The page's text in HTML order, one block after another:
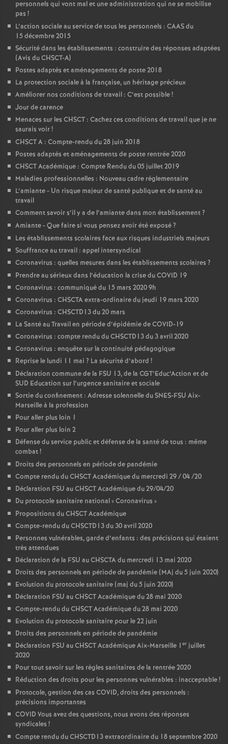
personnels qui vont mal et une administration qui ne se mobilise
pas !
L’action sociale au service de tous les personnels : CAAS du
15 décembre 2015
Sécurité dans les établissements : construire des réponses adaptées
(Avis du CHSCT-A)
Postes adaptés et aménagements de poste 2018
La protection sociale à la française, un héritage précieux
Améliorer nos conditions de travail : C’est possible!
Jour de carence
Menaces sur les CHSCT : Cachez ces conditions de travail que je ne
saurais voir!
CHSCT A : Compte-rendu du 28 juin 2018
Postes adaptés et aménagements de poste rentrée 2020
CHSCT Académique : Compte Rendu du 05 juillet 2019
Maladies professionnelles : Nouveau cadre réglementaire
L’amiante - Un risque majeur de santé publique et de santé au
travail
Comment savoir s’il y a de l’amiante dans mon établissement?
Amiante - Que faire si vous pensez avoir été exposé?
Les établissements scolaires face aux risques industriels majeurs
Souffrance au travail : appel intersyndical
Coronavirus : quelles mesures dans les établissements scolaires ?
Prendre au sérieux dans l’éducation la crise du COVID 19
Coronavirus : communiqué du 15 mars 2020 9h
Coronavirus : CHSCTA extra-ordinaire du jeudi 19 mars 2020
Coronavirus : CHSCTD13 du 20 mars
La Santé au Travail en période d’épidémie de COVID-19
Coronavirus : compte rendu du CHSCTD13 du 3 avril 2020
Coronavirus : enquête sur la continuité pédagogique
Reprise le lundi 11 mai ? La sécurité d’abord !
Déclaration commune de la FSU 13, de la CGT’Educ’Action et de
SUD Education sur l’urgence sanitaire et sociale
Sortie du confinement : Adresse solennelle du SNES-FSU Aix-
Marseille à la profession
Pour aller plus loin 1
Pour aller plus loin 2
Défense du service public et défense de la santé de tous : même
combat!
Droits des personnels en période de pandémie
Compte rendu du CHSCT Académique du mercredi 29 / 04 /20
Déclaration FSU au CHSCT Académique du 29/04/20
Du protocole sanitaire national «Coronavirus »
Propositions du CHSCT Académique
Compte-rendu du CHSCTD13 du 30 avril 2020
Personnes vulnérables, garde d’enfants : des précisions qui étaient
très attendues
Déclaration de la FSU au CHSCTA du mercredi 13 mai 2020
Droits des personnels en période de pandémie (MAj du 5 juin 2020)
Evolution du protocole sanitaire (maj du 5 juin 2020)
Déclaration FSU au CHSCT Académique du 28 mai 2020
Compte-rendu du CHSCT Académique du 28 mai 2020
Evolution du protocole sanitaire pour le 22 juin
Droits des personnels en période de pandémie
Déclaration FSU au CHSCT Académique Aix-Marseille 1 er juillet
2020
Pour tout savoir sur les règles sanitaires de la rentrée 2020
Réduction des droits pour les personnes vulnérables : inacceptable!
Protocole, gestion des cas COVID, droits des personnels :
précisions importantes
COVID Vous avez des questions, nous avons des réponses
syndicales !
Compte rendu du CHSCTD13 extraordinaire du 18 septembre 2020